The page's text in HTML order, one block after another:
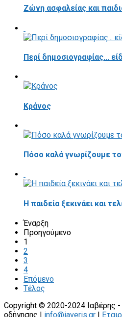
Ζώνη ασφαλείας και
Περί δημοσιογραφίας...
Κράνος
Πόσο καλά γνωρίζουμε
Η παιδεία ξεκινάει και
Έναρξη
Προηγούμενο
1
2
3
4
Επόμενο
Τέλος
Copyright © 2020-2024 Ιαβέρης
οδήγησης | info@iaveris.gr |